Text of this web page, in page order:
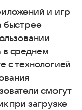
и игр
быстрее
в среднем
с технологией
смогут
при загрузке